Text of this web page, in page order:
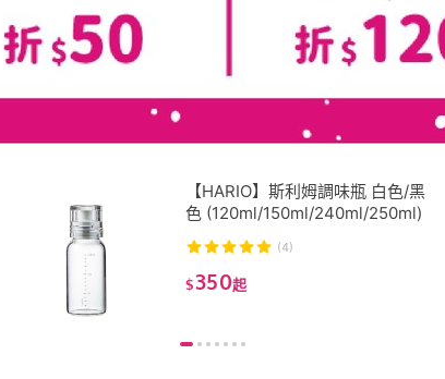
【HARIO】斯利姆調味瓶 白色/黑
色 (120ml/150ml/240ml/250ml)
(4)
$350起